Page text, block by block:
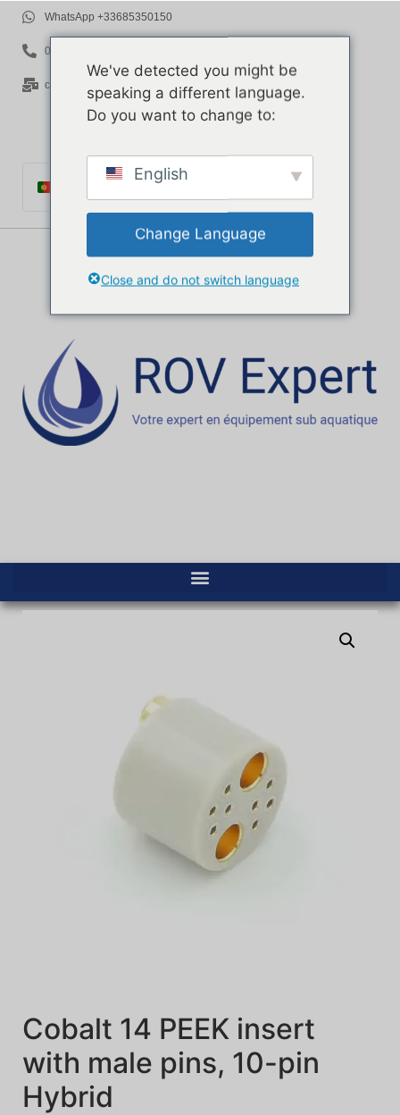
WhatsApp +33685350150
06 85 35 01 50
contact@rov-expert.com
Français
Español
Deutsch
Ελληνικά
Cobalt 14 PEEK insert
with male pins, 10-pin
Hybrid
We've detected you might be
speaking a different language.
Do you want to change to:
English
Change Language
Close and do not switch language